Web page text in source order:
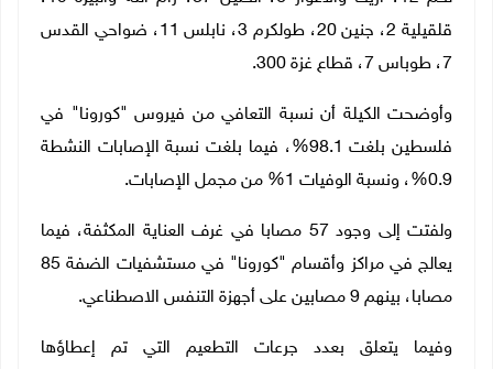
قلقيلية 2، جنين 20، طولكرم 3، نابلس 11، ضواحي القدس
7، طوباس 7، قطاع غزة 300.
وأوضحت الكيلة أن نسبة التعافي من فيروس "كورونا" في
فلسطين بلغت 98.1%، فيما بلغت نسبة الإصابات النشطة
0.9%، ونسبة الوفيات 1% من مجمل الإصابات.
ولفتت إلى وجود 57 مصابا في غرف العناية المكثفة، فيما
يعالج في مراكز وأقسام "كورونا" في مستشفيات الضفة 85
مصابا، بينهم 9 مصابين على أجهزة التنفس الاصطناعي.
وفيما يتعلق بعدد جرعات التطعيم التي تم إعطاؤها